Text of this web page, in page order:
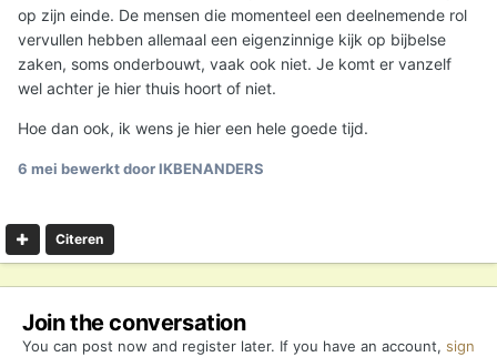
op zijn einde. De mensen die momenteel een deelnemende rol
vervullen hebben allemaal een eigenzinnige kijk op bijbelse
zaken, soms onderbouwt, vaak ook niet. Je komt er vanzelf
wel achter je hier thuis hoort of niet.
Hoe dan ook, ik wens je hier een hele goede tijd.
6 mei bewerkt door IKBENANDERS
Citeren
Join the conversation
You can post now and register later. If you have an account, sign